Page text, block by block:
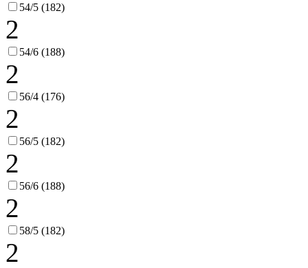
54/5 (182)
2
54/6 (188)
2
56/4 (176)
2
56/5 (182)
2
56/6 (188)
2
58/5 (182)
2